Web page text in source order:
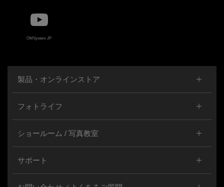
OMSystem JP
製品・オンラインストア
フォトライフ
ショールーム / 写真教室
サポート